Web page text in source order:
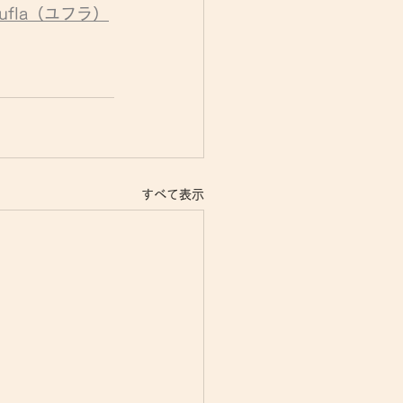
（ユフラ）
すべて表示